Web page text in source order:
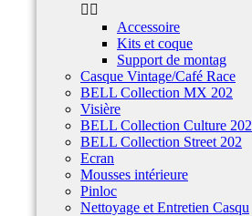
 
Accessoire
Kits et coque
Support de montag
Casque Vintage/Café Race
BELL Collection MX 202
Visière
BELL Collection Culture 202
BELL Collection Street 202
Ecran
Mousses intérieure
Pinloc
Nettoyage et Entretien Casqu